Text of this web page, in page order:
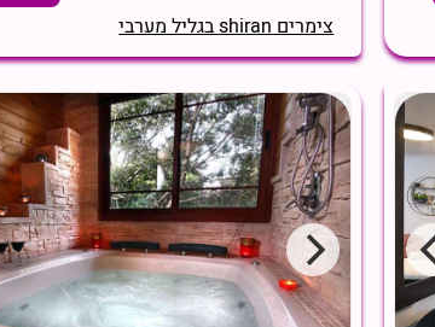
צימרים shiran בגליל מערבי